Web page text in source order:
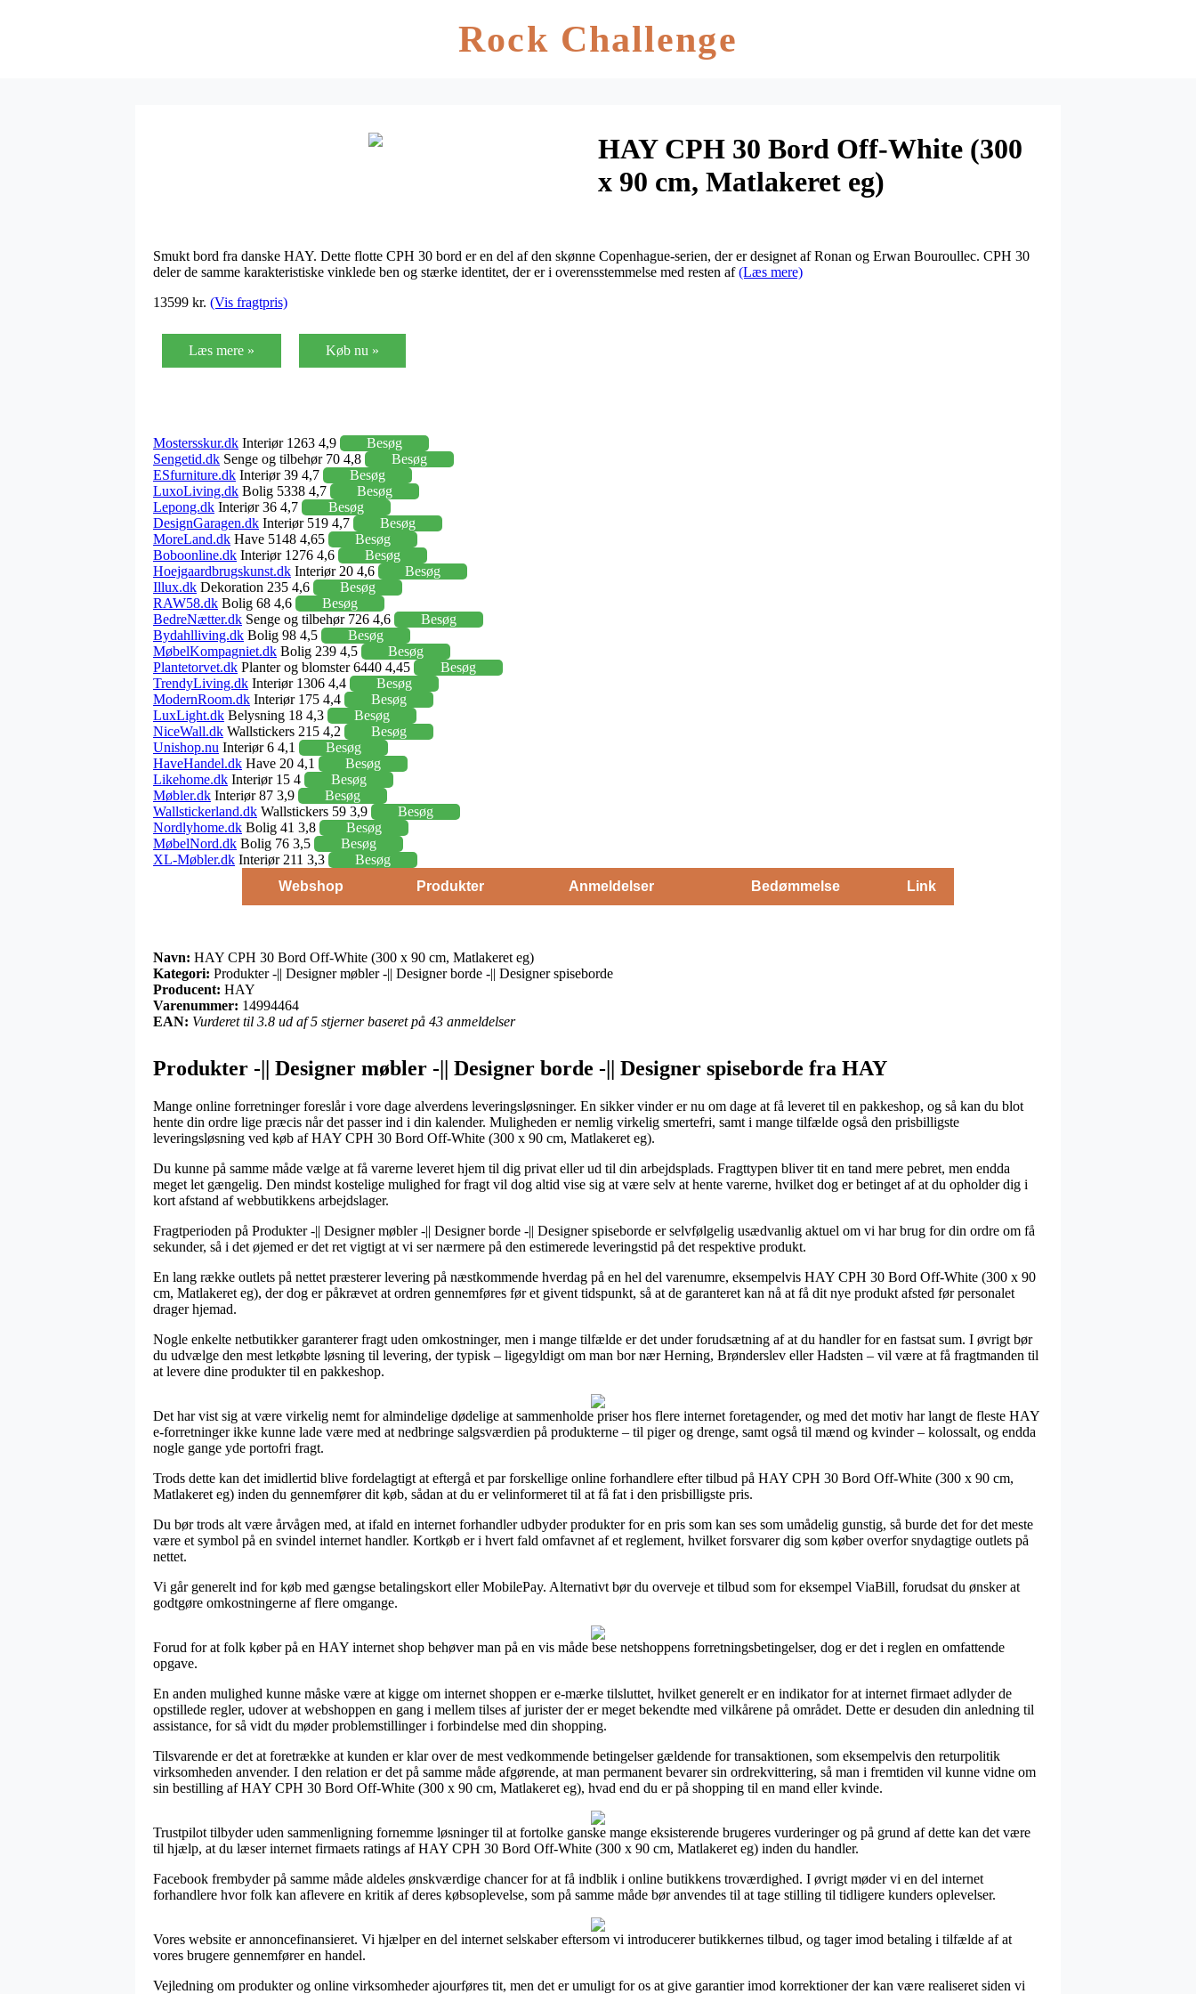
Rock Challenge
HAY CPH 30 Bord Off-White (300
x 90 cm, Matlakeret eg)
Smukt bord fra danske HAY. Dette flotte CPH 30 bord er en del af den skønne Copenhague-serien, der er designet af Ronan og Erwan Bouroullec. CPH 30
deler de samme karakteristiske vinklede ben og stærke identitet, der er i overensstemmelse med resten af(Læs mere)
13599 kr. (Vis fragtpris)
Læs mere » Køb nu »
Mostersskur.dk Interiør 1263 4,9
Besøg
Sengetid.dk Senge og tilbehør 70 4,8
Besøg
ESfurniture.dk Interiør 39 4,7
Besøg
LuxoLiving.dk Bolig 5338 4,7
Besøg
Lepong.dk Interiør 36 4,7
Besøg
DesignGaragen.dk Interiør 519 4,7
Besøg
MoreLand.dk Have 5148 4,65
Besøg
Boboonline.dk Interiør 1276 4,6
Besøg
Hoejgaardbrugskunst.dk Interiør 20 4,6
Besøg
Illux.dk Dekoration 235 4,6
Besøg
RAW58.dk Bolig 68 4,6
Besøg
BedreNætter.dk Senge og tilbehør 726 4,6
Besøg
Bydahlliving.dk Bolig 98 4,5
Besøg
MøbelKompagniet.dk Bolig 239 4,5
Besøg
Plantetorvet.dk Planter og blomster 6440 4,45
Besøg
TrendyLiving.dk Interiør 1306 4,4
Besøg
ModernRoom.dk Interiør 175 4,4
Besøg
LuxLight.dk Belysning 18 4,3
Besøg
NiceWall.dk Wallstickers 215 4,2
Besøg
Unishop.nu Interiør 6 4,1
Besøg
HaveHandel.dk Have 20 4,1
Besøg
Likehome.dk Interiør 15 4
Besøg
Møbler.dk Interiør 87 3,9
Besøg
Wallstickerland.dk Wallstickers 59 3,9
Besøg
Nordlyhome.dk Bolig 41 3,8
Besøg
MøbelNord.dk Bolig 76 3,5
Besøg
XL-Møbler.dk Interiør 211 3,3
Besøg
Webshop
Produkter Anmeldelser Bedømmelse Link
Navn: HAY CPH 30 Bord Off-White (300 x 90 cm, Matlakeret eg)
Kategori: Produkter -|| Designer møbler -|| Designer borde -|| Designer spiseborde
Producent: HAY
Varenummer: 14994464
EAN: Vurderet til 3.8 ud af 5 stjerner baseret på 43 anmeldelser
Produkter -|| Designer møbler -|| Designer borde -|| Designer spiseborde fra HAY
Mange online forretninger foreslår i vore dage alverdens leveringsløsninger. En sikker vinder er nu om dage at få leveret til en pakkeshop, og så kan du blot
hente din ordre lige præcis når det passer ind i din kalender. Muligheden er nemlig virkelig smertefri, samt i mange tilfælde også den prisbilligste
leveringsløsning ved køb af HAY CPH 30 Bord Off-White (300 x 90 cm, Matlakeret eg).
Du kunne på samme måde vælge at få varerne leveret hjem til dig privat eller ud til din arbejdsplads. Fragttypen bliver tit en tand mere pebret, men endda
meget let gængelig. Den mindst kostelige mulighed for fragt vil dog altid vise sig at være selv at hente varerne, hvilket dog er betinget af at du opholder dig i
kort afstand af webbutikkens arbejdslager.
Fragtperioden på Produkter -|| Designer møbler -|| Designer borde -|| Designer spiseborde er selvfølgelig usædvanlig aktuel om vi har brug for din ordre om få
sekunder, så i det øjemed er det ret vigtigt at vi ser nærmere på den estimerede leveringstid på det respektive produkt.
En lang række outlets på nettet præsterer levering på næstkommende hverdag på en hel del varenumre, eksempelvis HAY CPH 30 Bord Off-White (300 x 90
cm, Matlakeret eg), der dog er påkrævet at ordren gennemføres før et givent tidspunkt, så at de garanteret kan nå at få dit nye produkt afsted før personalet
drager hjemad.
Nogle enkelte netbutikker garanterer fragt uden omkostninger, men i mange tilfælde er det under forudsætning af at du handler for en fastsat sum. I øvrigt bør
du udvælge den mest letkøbte løsning til levering, der typisk – ligegyldigt om man bor nær Herning, Brønderslev eller Hadsten – vil være at få fragtmanden til
at levere dine produkter til en pakkeshop.
Det har vist sig at være virkelig nemt for almindelige dødelige at sammenholde priser hos flere internet foretagender, og med det motiv har langt de fleste HAY
e-forretninger ikke kunne lade være med at nedbringe salgsværdien på produkterne – til piger og drenge, samt også til mænd og kvinder – kolossalt, og endda
nogle gange yde portofri fragt.
Trods dette kan det imidlertid blive fordelagtigt at eftergå et par forskellige online forhandlere efter tilbud på HAY CPH 30 Bord Off-White (300 x 90 cm,
Matlakeret eg) inden du gennemfører dit køb, sådan at du er velinformeret til at få fat i den prisbilligste pris.
Du bør trods alt være årvågen med, at ifald en internet forhandler udbyder produkter for en pris som kan ses som umådelig gunstig, så burde det for det meste
være et symbol på en svindel internet handler. Kortkøb er i hvert fald omfavnet af et reglement, hvilket forsvarer dig som køber overfor snydagtige outlets på
nettet.
Vi går generelt ind for køb med gængse betalingskort eller MobilePay. Alternativt bør du overveje et tilbud som for eksempel ViaBill, forudsat du ønsker at
godtgøre omkostningerne af flere omgange.
Forud for at folk køber på en HAY internet shop behøver man på en vis måde bese netshoppens forretningsbetingelser, dog er det i reglen en omfattende
opgave.
En anden mulighed kunne måske være at kigge om internet shoppen er e-mærke tilsluttet, hvilket generelt er en indikator for at internet firmaet adlyder de
opstillede regler, udover at webshoppen en gang i mellem tilses af jurister der er meget bekendte med vilkårene på området. Dette er desuden din anledning til
assistance, for så vidt du møder problemstillinger i forbindelse med din shopping.
Tilsvarende er det at foretrække at kunden er klar over de mest vedkommende betingelser gældende for transaktionen, som eksempelvis den returpolitik
virksomheden anvender. I den relation er det på samme måde afgørende, at man permanent bevarer sin ordrekvittering, så man i fremtiden vil kunne vidne om
sin bestilling af HAY CPH 30 Bord Off-White (300 x 90 cm, Matlakeret eg), hvad end du er på shopping til en mand eller kvinde.
Trustpilot tilbyder uden sammenligning fornemme løsninger til at fortolke ganske mange eksisterende brugeres vurderinger og på grund af dette kan det være
til hjælp, at du læser internet firmaets ratings af HAY CPH 30 Bord Off-White (300 x 90 cm, Matlakeret eg) inden du handler.
Facebook frembyder på samme måde aldeles ønskværdige chancer for at få indblik i online butikkens troværdighed. I øvrigt møder vi en del internet
forhandlere hvor folk kan aflevere en kritik af deres købsoplevelse, som på samme måde bør anvendes til at tage stilling til tidligere kunders oplevelser.
Vores website er annoncefinansieret. Vi hjælper en del internet selskaber eftersom vi introducerer butikkernes tilbud, og tager imod betaling i tilfælde af at
vores brugere gennemfører en handel.
Vejledning om produkter og online virksomheder ajourføres tit, men det er umuligt for os at give garantier imod korrektioner der kan være realiseret siden vi